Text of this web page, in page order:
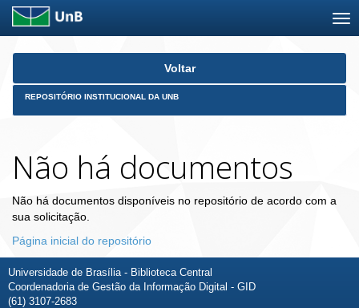
Skip
Voltar
REPOSITÓRIO INSTITUCIONAL DA UNB
Não há documentos
Não há documentos disponíveis no repositório de acordo com a
sua solicitação.
Página inicial do repositório
Universidade de Brasília - Biblioteca Central
Coordenadoria de Gestão da Informação Digital - GID
(61) 3107-2683